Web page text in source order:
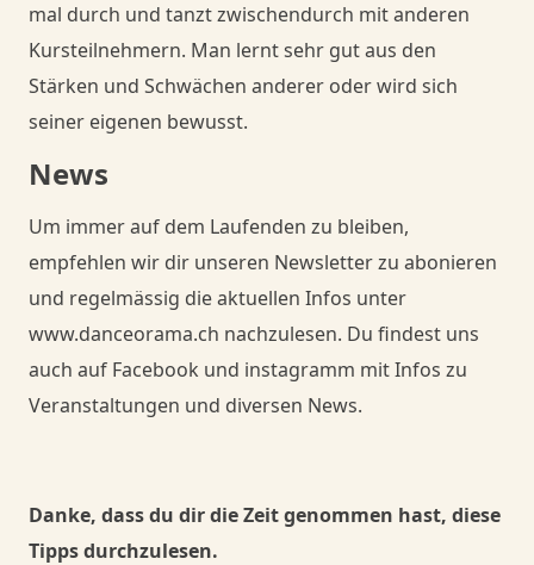
mal durch und tanzt zwischendurch mit anderen
Kursteilnehmern. Man lernt sehr gut aus den
Stärken und Schwächen anderer oder wird sich
seiner eigenen bewusst.
News
Um immer auf dem Laufenden zu bleiben,
empfehlen wir dir unseren Newsletter zu abonieren
und regelmässig die aktuellen Infos unter
www.danceorama.ch nachzulesen. Du findest uns
auch auf Facebook und instagramm mit Infos zu
Veranstaltungen und diversen News.
Danke, dass du dir die Zeit genommen hast, diese
Tipps durchzulesen.